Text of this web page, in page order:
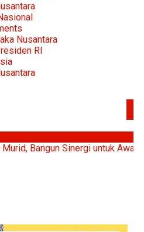
Nusantara
RI
Sinergi untuk Awal